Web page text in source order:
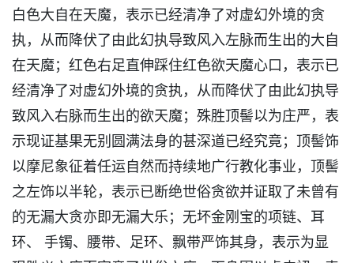
白色大自在天魔，表示已经清净了对虚幻外境的贪
执，从而降伏了由此幻执导致风入左脉而生出的大自
在天魔；红色右足直伸踩住红色欲天魔心口，表示已
经清净了对虚幻外境的贪执，从而降伏了由此幻执导
致风入右脉而生出的欲天魔；殊胜顶髻以为庄严，表
示现证基果无别圆满法身的甚深道已经究竟；顶髻饰
以摩尼象征着任运自然而持续地广行教化事业，顶髻
之左饰以半轮，表示已断绝世俗贪欲并证取了未曾有
的无漏大贪亦即无漏大乐；无坏金刚宝的项链、耳
环、 手镯、腰带、足环、飘带严饰其身，表示为显